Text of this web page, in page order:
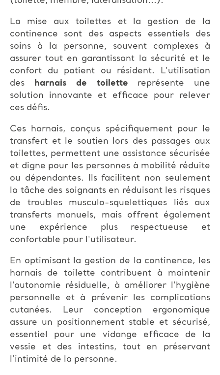
La mise aux toilettes et la gestion de la
continence sont des aspects essentiels des
soins à la personne, souvent complexes à
assurer tout en garantissant la sécurité et le
confort du patient ou résident. L'utilisation
des
harnais de toilette représente une
solution innovante et efficace pour relever
ces défis.
Ces harnais, conçus spécifiquement pour le
transfert et le soutien lors des passages aux
toilettes, permettent une assistance sécurisée
et digne pour les personnes à mobilité réduite
ou dépendantes. Ils facilitent non seulement
la tâche des soignants en réduisant les risques
de troubles musculo-squelettiques liés aux
transferts manuels, mais offrent également
une expérience plus respectueuse et
confortable pour l'utilisateur.
En optimisant la gestion de la continence, les
harnais de toilette contribuent à maintenir
l'autonomie résiduelle, à améliorer l'hygiène
personnelle et à prévenir les complications
cutanées. Leur conception ergonomique
assure un positionnement stable et sécurisé,
essentiel pour une vidange efficace de la
vessie et des intestins, tout en préservant
l'intimité de la personne.